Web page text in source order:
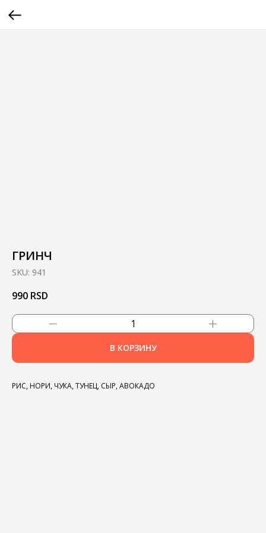
ГРИНЧ
SKU: 941
990 RSD
В КОРЗИНУ
РИС, НОРИ, ЧУКА, ТУНЕЦ, СЫР, АВОКАДО